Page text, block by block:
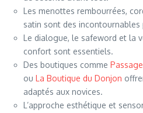
Les menottes rembourrées,
satin sont des
Le dialogue, le safeword et la
confort sont essentiels.
Des boutiques comme
ou La Boutique du Donjon
adaptés aux novices.
L’approche esthétique et